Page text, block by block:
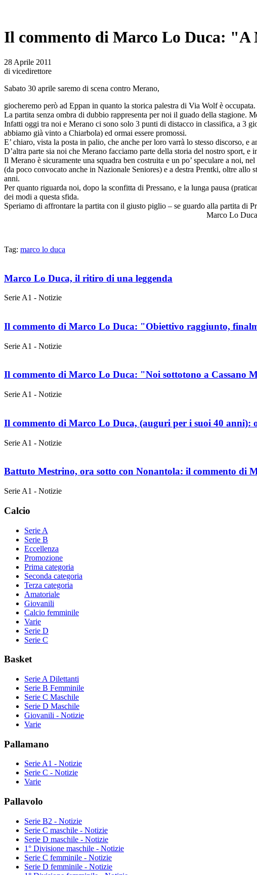
Il commento di Marco Lo Duca:
28 Aprile 2011
di vicedirettore
Sabato 30 aprile saremo di scena contro Merano,
giocheremo però ad Eppan in quanto la storica palestra di Via Wolf è occupata.
La partita senza ombra di dubbio rappresenta per noi il guado della stagione.
Infatti oggi tra noi e Merano ci sono solo 3 punti di distacco in classifica, a 3
abbiamo già vinto a Chiarbola) ed ormai essere promossi.
E’ chiaro, vista la posta in palio, che anche per loro varrà lo stesso discorso, e
D’altra parte sia noi che Merano facciamo parte della storia del nostro sport, e
Il Merano è sicuramente una squadra ben costruita e un po’ speculare a noi,
(da poco convocato anche in Nazionale Seniores) e a destra Prentki, oltre
anni.
Per quanto riguarda noi, dopo la sconfitta di Pressano, e la lunga pausa
dei modi a questa sfida.
Speriamo di affrontare la partita con il giusto piglio – se guardo alla partita di
Marco Lo Duca
Tag: marco lo duca
Marco Lo Duca, il ritiro di una leggenda
Serie A1 - Notizie
Il commento di Marco Lo Duca: "Obiettivo raggiunto,
Serie A1 - Notizie
Il commento di Marco Lo Duca: "Noi sottotono a Cassano
Serie A1 - Notizie
Il commento di Marco Lo Duca, (auguri per i suoi 40 anni):
Serie A1 - Notizie
Battuto Mestrino, ora sotto con Nonantola: il commento di
Serie A1 - Notizie
Calcio
Serie A
Serie B
Eccellenza
Promozione
Prima categoria
Seconda categoria
Terza categoria
Amatoriale
Giovanili
Calcio femminile
Varie
Serie D
Serie C
Basket
Serie A Dilettanti
Serie B Femminile
Serie C Maschile
Serie D Maschile
Giovanili - Notizie
Varie
Pallamano
Serie A1 - Notizie
Serie C - Notizie
Varie
Pallavolo
Serie B2 - Notizie
Serie C maschile - Notizie
Serie D maschile - Notizie
1° Divisione maschile - Notizie
Serie C femminile - Notizie
Serie D femminile - Notizie